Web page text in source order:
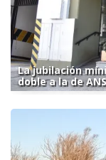
La jubilación
doble a la de